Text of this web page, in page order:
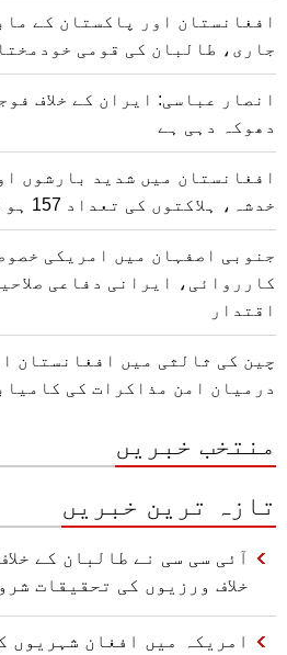
افغانستان اور پاکستان کے
جاری، طالبان کی قومی
انصار عباسی: ایران کے خلاف
دھوکہ دہی ہے
افغانستان میں شدید بارشوں
خدشہ، ہلاکتوں کی تعداد 157 ہو گئی
جنوبی اصفہان میں امریکی
کارروائی، ایرانی دفاعی
اقتدار
چین کی ثالثی میں افغانستان
درمیان امن مذاکرات کی
منتخب خبریں
تازہ ترین خبریں
آئی سی سی نے طالبان کے
خلاف ورزیوں کی تحقیقات
امریکہ میں افغان شہریوں